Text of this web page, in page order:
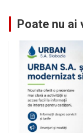
Poate nu ai